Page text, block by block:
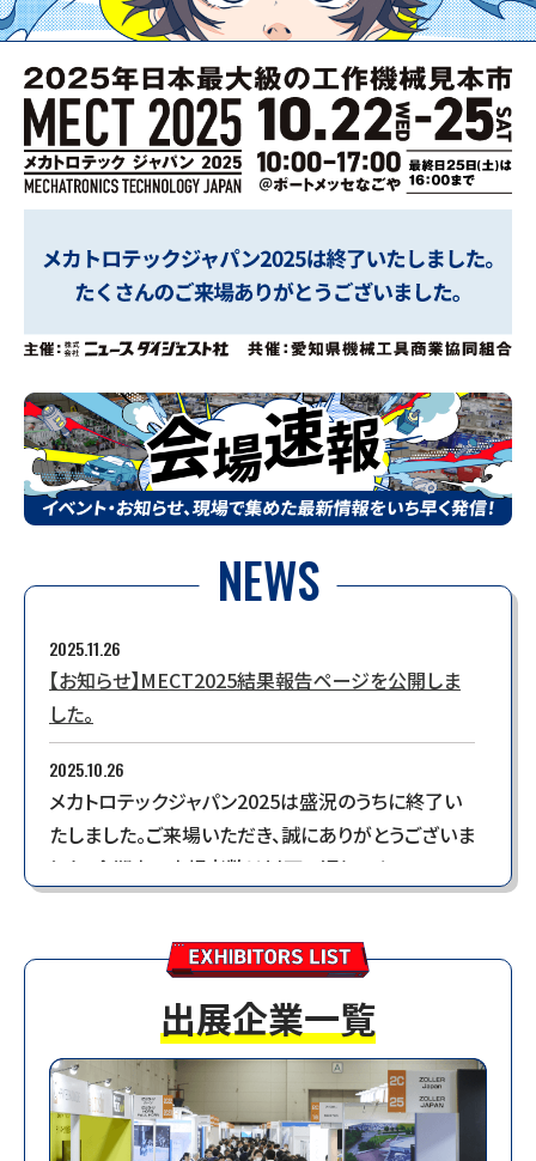
NEWS
2025.11.26
【お知らせ】MECT2025結果報告ページを公開しま
した。
2025.10.26
メカトロテックジャパン2025は盛況のうちに終了い
たしました。ご来場いただき、誠にありがとうございま
した。会期中の来場者数は以下の通りです。
4日間合計：77,613人
1日目：18,728人 2日目：21,194人 3日目：
23,714人 4日目：13,977人
会期中の来場者数をまとめたPDFデータはこちらか
らご確認いただけます。
2025.10.26
【10月25日（土）来場者数】13,977人／4日間合計：
出展企業一覧